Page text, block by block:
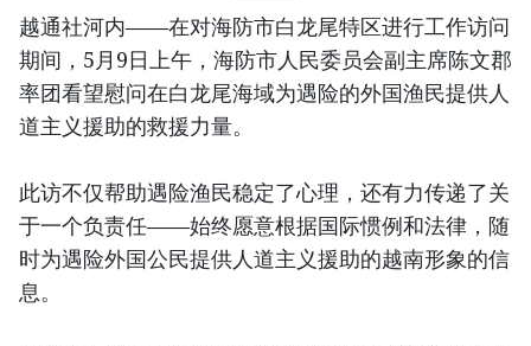
越通社河内——在对海防市白龙尾特区进行工作访问
期间，5月9日上午，海防市人民委员会副主席陈文郡
率团看望慰问在白龙尾海域为遇险的外国渔民提供人
道主义援助的救援力量。
此访不仅帮助遇险渔民稳定了心理，还有力传递了关
于一个负责任——始终愿意根据国际惯例和法律，随
时为遇险外国公民提供人道主义援助的越南形象的信
息。